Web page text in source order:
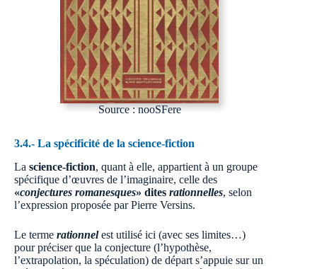
Source : nooSFere
3.4.- La spécificité de la science-fiction
La science-fiction, quant à elle, appartient à un groupe
spécifique d’œuvres de l’imaginaire, celle des
«conjectures romanesques» dites rationnelles, selon
l’expression proposée par Pierre Versins.
Le terme rationnelest utilisé ici (avec ses limites…)
pour préciser que la conjecture (l’hypothèse,
l’extrapolation, la spéculation) de départ s’appuie sur un